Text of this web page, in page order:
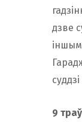
дзве
9